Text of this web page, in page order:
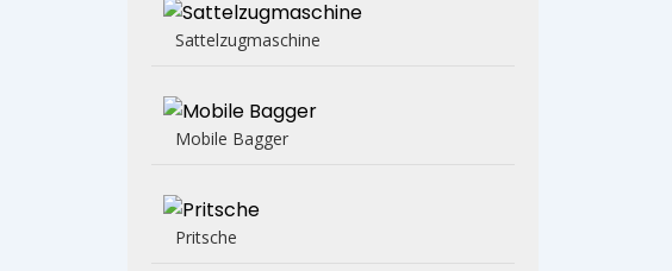
Sattelzugmaschine
Mobile Bagger
Pritsche